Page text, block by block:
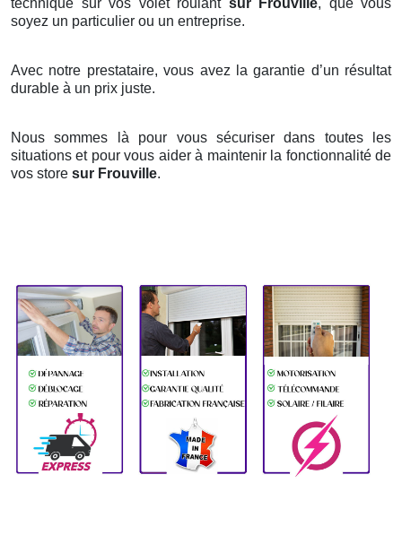
technique sur vos volet roulant sur Frouville, que vous
soyez un particulier ou un entreprise.
Avec notre prestataire, vous avez la garantie d’un résultat
durable à un prix juste.
Nous sommes là pour vous sécuriser dans toutes les
situations et pour vous aider à maintenir la fonctionnalité de
vos store sur Frouville.